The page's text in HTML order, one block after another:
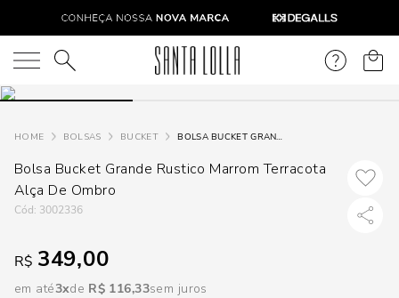
O que você está procurando?
BOLSAS BUCKET BOLSA BUCKET GRANDE RUSTICO MARROM TERRACOTA ALÇA DE OMBRO
Bolsa Bucket Grande Rustico Marrom Terracota
Alça De Ombro
: 3002336
R$ 349,00
em até3 R$ 116,33sem juros